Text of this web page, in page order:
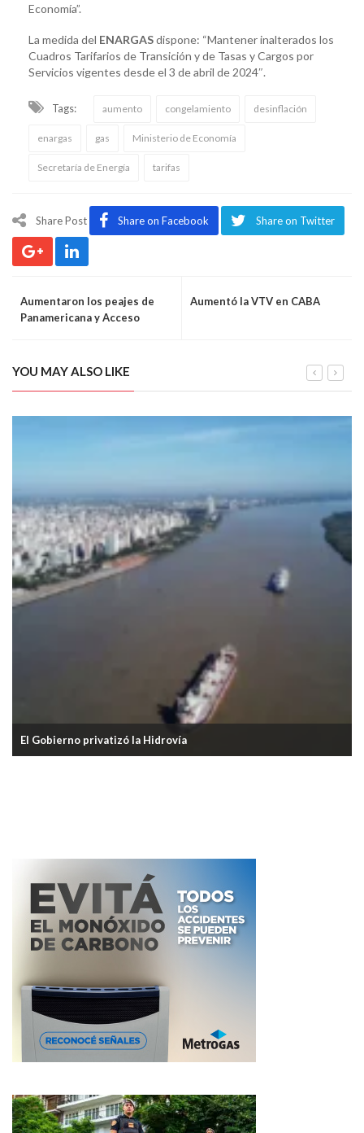
Economía”.
La medida del ENARGASdispone: “Mantener inalterados los
Cuadros Tarifarios de Transición y de Tasas y Cargos por
Servicios vigentes desde el 3 de abril de 2024″.
Tags: aumento congelamiento desinflación
enargas gas Ministerio de Economía
Secretaría de Energía tarifas
Share Post Share on Facebook Share on Twitter
Aumentaron los peajes de
Panamericana y Acceso
Aumentó la VTV en CABA
YOU MAY ALSO LIKE
La inflación de mayo fue del 2,1%